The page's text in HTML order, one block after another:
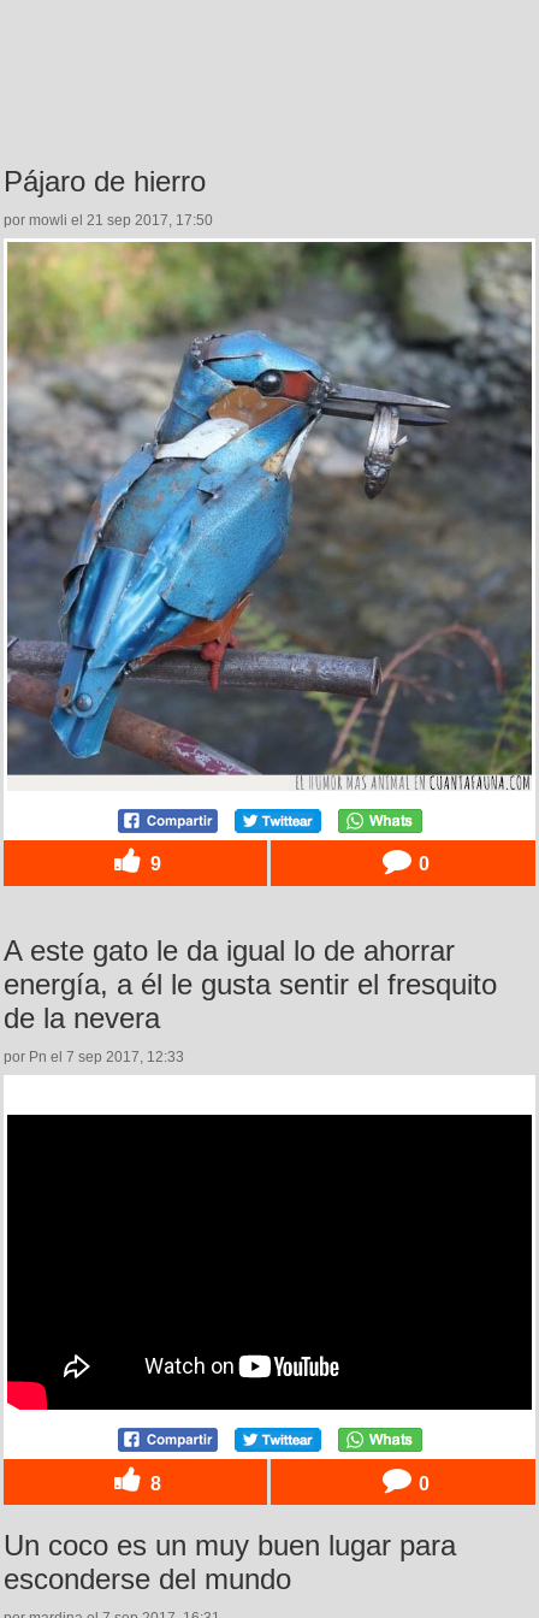
Pájaro de hierro
por mowli el 21 sep 2017, 17:50
9 0
A este gato le da igual lo de ahorrar
energía, a él le gusta sentir el fresquito
de la nevera
por Pn el 7 sep 2017, 12:33
8 0
Un coco es un muy buen lugar para
esconderse del mundo